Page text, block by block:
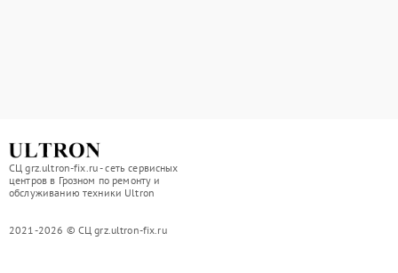
СЦ grz.ultron-fix.ru - сеть сервисных
центров в Грозном по ремонту и
обслуживанию техники Ultron
2021-2026 © СЦ grz.ultron-fix.ru